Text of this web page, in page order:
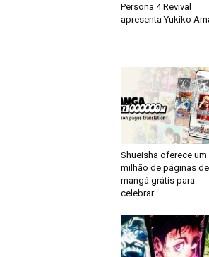
Persona 4 Revival
apresenta Yukiko
Shueisha oferece um
milhão de páginas de
mangá grátis para
celebrar...